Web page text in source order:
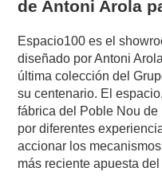
de Antoni Arola
Espacio100 es el
diseñado por Antoni
última colección del
su centenario. El
fábrica del Poble Nou
por diferentes
accionar los
más reciente apuesta